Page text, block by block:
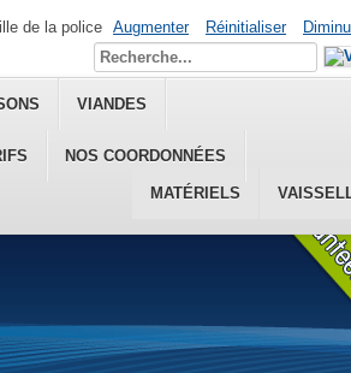
VIANDES
MATÉRIELS
NOS COORDONNÉES
de la police Augmenter Réinitialiser